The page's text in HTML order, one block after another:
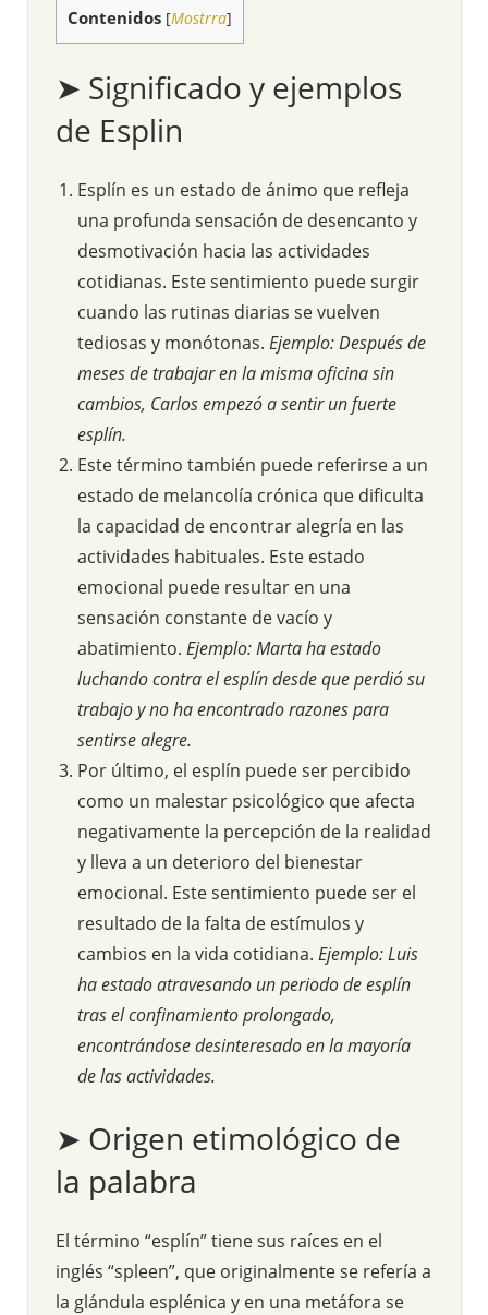
Contenidos [Mostrra]
➤ Significado y ejemplos
de Esplin
Esplín es un estado de ánimo que refleja
una profunda sensación de desencanto y
desmotivación hacia las actividades
cotidianas. Este sentimiento puede surgir
cuando las rutinas diarias se vuelven
tediosas y monótonas. Ejemplo: Después de
meses de trabajar en la misma oficina sin
cambios, Carlos empezó a sentir un fuerte
esplín.
Este término también puede referirse a un
estado de melancolía crónica que dificulta
la capacidad de encontrar alegría en las
actividades habituales. Este estado
emocional puede resultar en una
sensación constante de vacío y
abatimiento. Ejemplo: Marta ha estado
luchando contra el esplín desde que perdió su
trabajo y no ha encontrado razones para
sentirse alegre.
Por último, el esplín puede ser percibido
como un malestar psicológico que afecta
negativamente la percepción de la realidad
y lleva a un deterioro del bienestar
emocional. Este sentimiento puede ser el
resultado de la falta de estímulos y
cambios en la vida cotidiana. Ejemplo: Luis
ha estado atravesando un periodo de esplín
tras el confinamiento prolongado,
encontrándose desinteresado en la mayoría
de las actividades.
➤ Origen etimológico de
la palabra
El término “esplín” tiene sus raíces en el
inglés “spleen”, que originalmente se refería a
la glándula esplénica y en una metáfora se